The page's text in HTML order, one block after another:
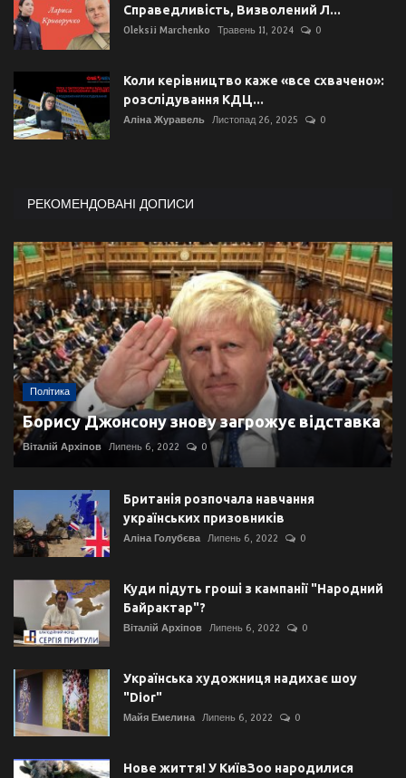
Справедливість, Визволений Л...
Oleksii Marchenko Травень 11, 2024 0
Коли керівництво каже «все схвачено»:
розслідування КДЦ...
Аліна Журавель Листопад 26, 2025 0
РЕКОМЕНДОВАНІ ДОПИСИ
Політика
Борису Джонсону знову загрожує відставка
Віталій Архіпов Липень 6, 2022 0
Британія розпочала навчання
українських призовників
Аліна Голубєва Липень 6, 2022 0
Куди підуть гроші з кампанії "Народний
Байрактар"?
Віталій Архіпов Липень 6, 2022 0
Українська художниця надихає шоу
"Dior"
Майя Емелина Липень 6, 2022 0
Нове життя! У КиївЗоо народилися